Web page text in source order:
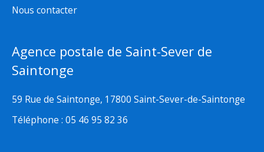
Nous contacter
Agence postale de Saint-Sever de
Saintonge
59 Rue de Saintonge, 17800 Saint-Sever-de-Saintonge
Téléphone : 05 46 95 82 36